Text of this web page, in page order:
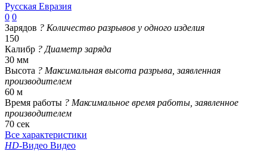
Русская Евразия
0 0
Зарядов ? Количество разрывов у одного изделия
150
Калибр ? Диаметр заряда
30 мм
Высота ? Максимальная высота разрыва, заявленная
производителем
60 м
Время работы ? Максимальное время работы, заявленное
производителем
70 сек
Все характеристики
HD-Видео Видео